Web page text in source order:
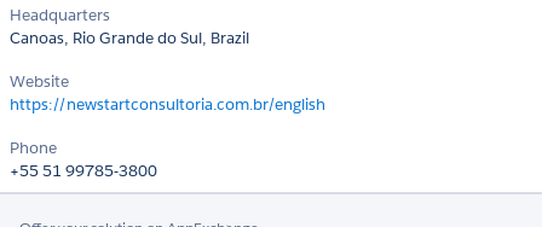
Headquarters
Canoas, Rio Grande do Sul, Brazil
Website
https://newstartconsultoria.com.br/english
Phone
+55 51 99785-3800